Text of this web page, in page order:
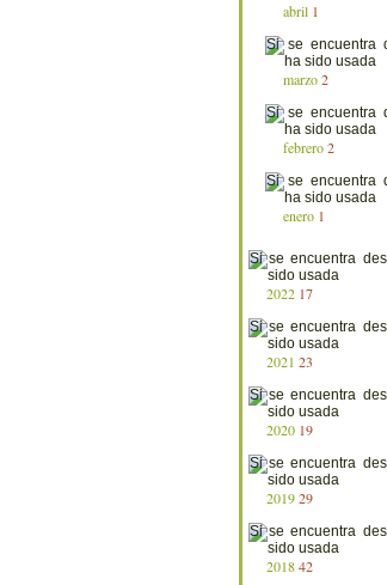
abril 1
marzo 2
febrero 2
enero 1
2022 17
2021 23
2020 19
201929
201842